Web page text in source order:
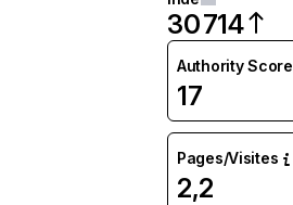
30 714
Authority Score
17
Pages/Visites
2,2